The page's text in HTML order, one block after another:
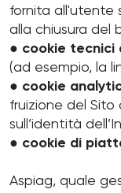
fornita all'utente
alla chiusura del
● cookie tecnici
(ad esempio, la
● cookie
fruizione del
sull’identità
● cookie di
Aspiag, quale